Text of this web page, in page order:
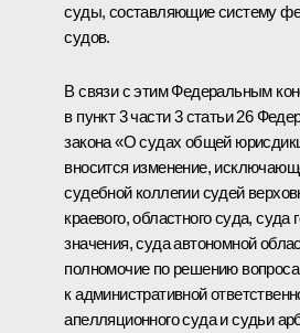
суды, составляющие систему
судов.
В связи с этим Федеральным
в пункт 3 части 3 статьи 26
закона «О судах общей
вносится изменение,
судебной коллегии судей
краевого, областного суда, суда
значения, суда автономной
полномочие по решению
к административной
апелляционного суда и судьи